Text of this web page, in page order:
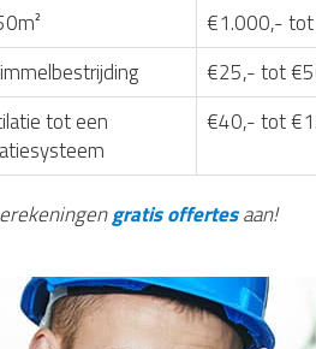
€1.000,-
€25,- tot
tot een
€40,- tot
gratis offertesaan!